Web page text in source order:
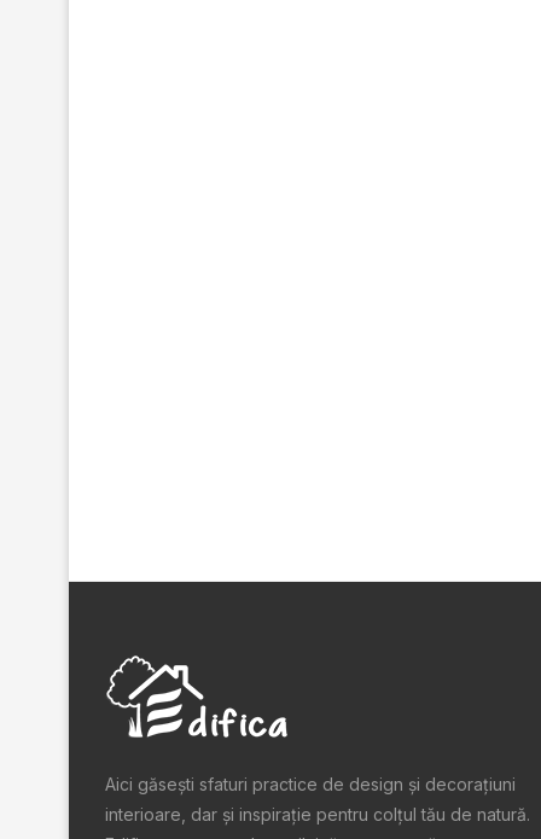
Aici găsești sfaturi practice de design şi decoraţiuni
interioare, dar și inspiraţie pentru colţul tău de natură.